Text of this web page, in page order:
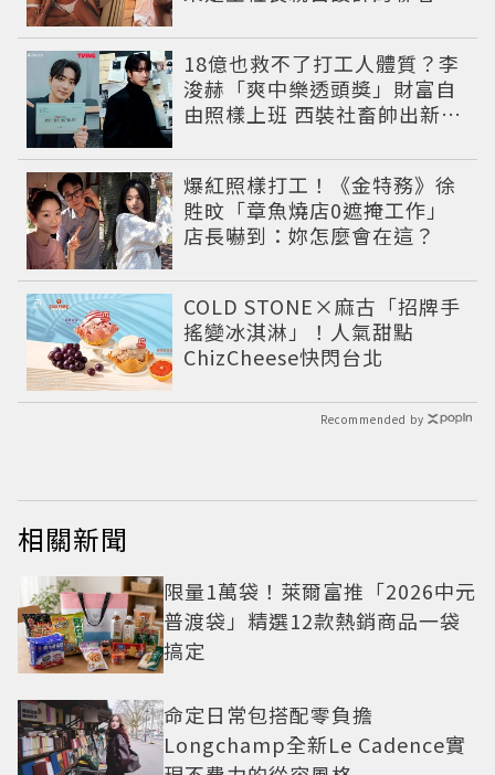
18億也救不了打工人體質？李
浚赫「爽中樂透頭獎」財富自
由照樣上班 西裝社畜帥出新高
爆紅照樣打工！《金特務》徐
貹旼「章魚燒店0遮掩工作」
店長嚇到：妳怎麼會在這？
COLD STONE×麻古「招牌手
搖變冰淇淋」！人氣甜點
ChizCheese快閃台北
Recommended by
相關新聞
限量1萬袋！萊爾富推「2026中元
普渡袋」精選12款熱銷商品一袋
搞定
命定日常包搭配零負擔
Longchamp全新Le Cadence實